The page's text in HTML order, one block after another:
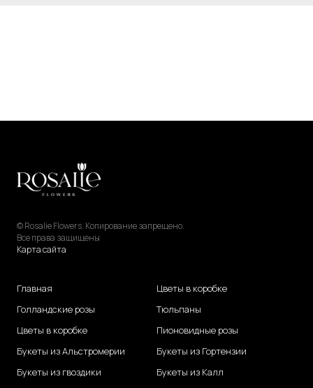
© Rosalie Flowers. Копирование запрещено.
Все права защищены
Карта сайта
Главная
Голландские розы
Цветы в коробке
Букеты из Альстромерии
Букеты из гвоздики
Цветы в коробке
Тюльпаны
Пионовидные розы
Букеты из Гортензии
Букеты из Калл